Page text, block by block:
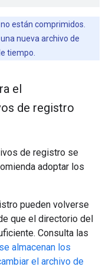
están comprimidos.
nueva archivo de
tiempo.
el
de registro
de registro se
adoptar los
pueden volverse
que el directorio del
Consulta las
almacenan los
el archivo de